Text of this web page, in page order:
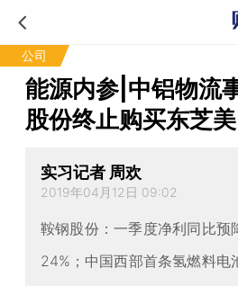
公司
能源内参|中铝物流
股份终止购买东芝
实习记者 周欢
2019年04月12日 09:02
鞍钢股份：一季度净利同比预
24%；中国西部首条氢燃料